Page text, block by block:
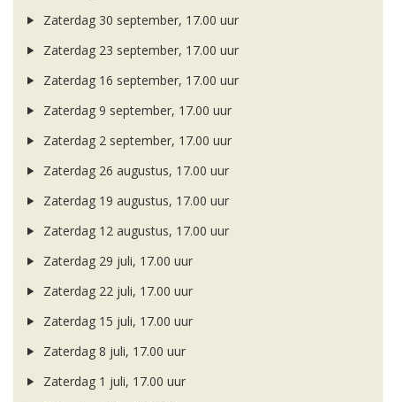
Zaterdag 30 september, 17.00 uur
Zaterdag 23 september, 17.00 uur
Zaterdag 16 september, 17.00 uur
Zaterdag 9 september, 17.00 uur
Zaterdag 2 september, 17.00 uur
Zaterdag 26 augustus, 17.00 uur
Zaterdag 19 augustus, 17.00 uur
Zaterdag 12 augustus, 17.00 uur
Zaterdag 29 juli, 17.00 uur
Zaterdag 22 juli, 17.00 uur
Zaterdag 15 juli, 17.00 uur
Zaterdag 8 juli, 17.00 uur
Zaterdag 1 juli, 17.00 uur